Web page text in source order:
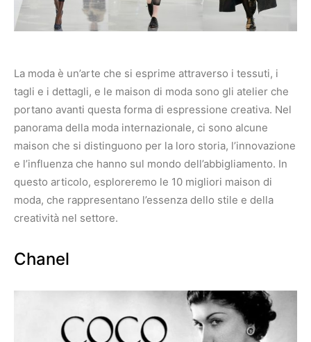
La moda è un’arte che si esprime attraverso i tessuti, i
tagli e i dettagli, e le maison di moda sono gli atelier che
portano avanti questa forma di espressione creativa. Nel
panorama della moda internazionale, ci sono alcune
maison che si distinguono per la loro storia, l’innovazione
e l’influenza che hanno sul mondo dell’abbigliamento. In
questo articolo, esploreremo le 10 migliori maison di
moda, che rappresentano l’essenza dello stile e della
creatività nel settore.
Chanel